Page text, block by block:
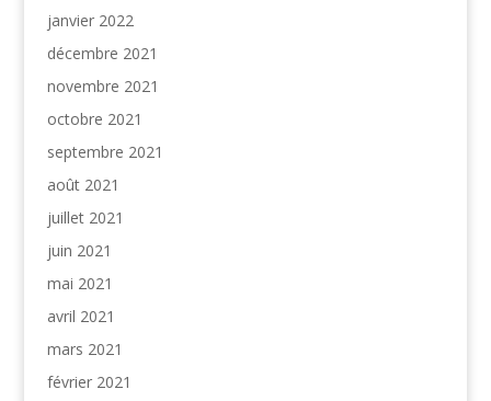
janvier 2022
décembre 2021
novembre 2021
octobre 2021
septembre 2021
août 2021
juillet 2021
juin 2021
mai 2021
avril 2021
mars 2021
février 2021